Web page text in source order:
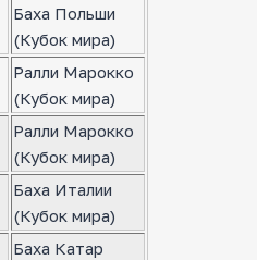
Баха Польши
(Кубок мира)
Ралли Марокко
(Кубок мира)
Ралли Марокко
(Кубок мира)
Баха Италии
(Кубок мира)
Баха Катар